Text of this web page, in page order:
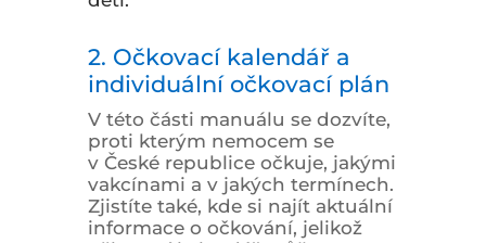
2. Očkovací kalendář a
individuální očkovací plán
V této části manuálu se dozvíte,
proti kterým nemocem se
v České republice očkuje, jakými
vakcínami a v jakých termínech.
Zjistíte také, kde si najít aktuální
informace o očkování, jelikož